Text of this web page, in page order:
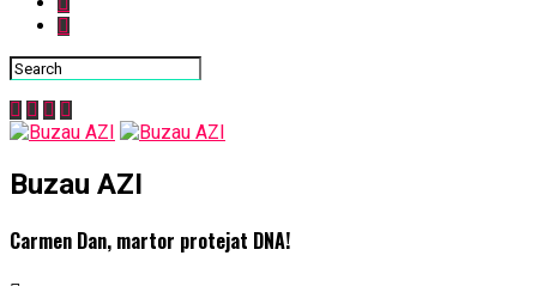
Buzau AZI
Carmen Dan, martor protejat DNA!